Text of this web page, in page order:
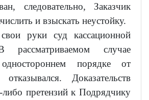
следовательно, Заказчик
и взыскать неустойку.
руки суд кассационной
рассматриваемом случае
порядке от
Доказательств
либо претензий к Подрядчику